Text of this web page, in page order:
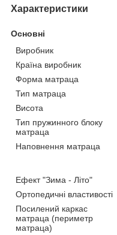
Характеристики
Основні
Виробник
Країна виробник
Форма матраца
Тип матраца
Висота
Тип пружинного блоку
матраца
Наповнення матраца
Ефект "Зима - Літо"
Ортопедичні властивості
Посилений каркас
матраца (периметр
матраца)